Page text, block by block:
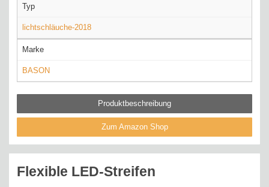
Typ
lichtschläuche-2018
Marke
BASON
Produktbeschreibung
Zum Amazon Shop
Flexible LED-Streifen